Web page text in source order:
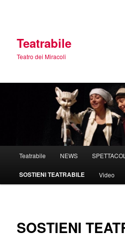
Teatrabile
Teatro dei Miracoli
Teatrabile NEWS
SOSTIENI TEATRABILE Video
SOSTIENI